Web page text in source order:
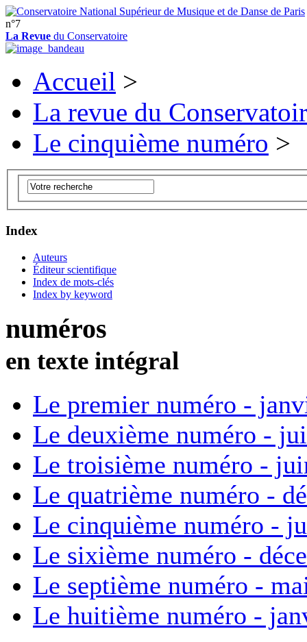
n°7
La Revue du Conservatoire
Accueil >
La revue du
Le cinquième numéro >
Index
Auteurs
Éditeur scientifique
Index de mots-clés
Index by keyword
numéros
en texte intégral
Le premier numéro -
Le deuxième numéro -
Le troisième numéro -
Le quatrième numéro -
Le cinquième numéro -
Le sixième numéro -
Le septième numéro -
Le huitième numéro -